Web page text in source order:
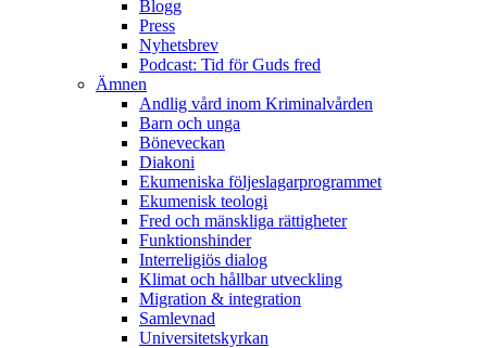
Blogg
Press
Nyhetsbrev
Podcast: Tid för Guds fred
Ämnen
Andlig vård inom Kriminalvården
Barn och unga
Böneveckan
Diakoni
Ekumeniska följeslagarprogrammet
Ekumenisk teologi
Fred och mänskliga rättigheter
Funktionshinder
Interreligiös dialog
Klimat och hållbar utveckling
Migration & integration
Samlevnad
Universitetskyrkan